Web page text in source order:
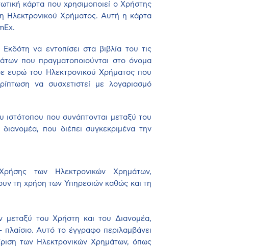
κάρτα που χρησιμοποιεί ο Χρήστης
Ηλεκτρονικού Χρήματος. Αυτή η κάρτα
.
να εντοπίσει στα βιβλία του τις
που πραγματοποιούνται στο όνομα
ευρώ του Ηλεκτρονικού Χρήματος που
να συσχετιστεί με λογαριασμό
ιστότοπου που συνάπτονται μεταξύ του
που διέπει συγκεκριμένα την
των Ηλεκτρονικών Χρημάτων,
τη χρήση των Υπηρεσιών καθώς και τη
μεταξύ του Χρήστη και του Διανομέα,
Αυτό το έγγραφο περιλαμβάνει
των Ηλεκτρονικών Χρημάτων, όπως